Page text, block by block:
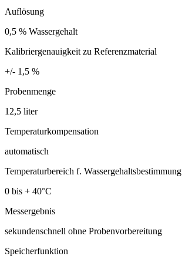
Auflösung
0,5 % Wassergehalt
Kalibriergenauigkeit zu Referenzmaterial
+/- 1,5 %
Probenmenge
12,5 liter
Temperaturkompensation
automatisch
Temperaturbereich f. Wassergehaltsbestimmung
0 bis + 40°C
Messergebnis
sekundenschnell ohne Probenvorbereitung
Speicherfunktion